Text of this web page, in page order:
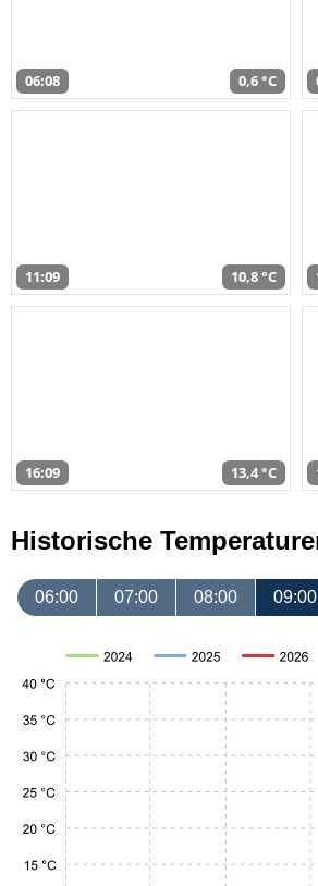
06:08 0,6 °C
11:09 10,8 °C
16:09 13,4 °C
Historische
06:00 07:00 08:00 09:00